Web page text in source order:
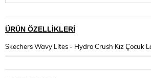
ÜRÜN ÖZELLIKLERI
Skechers Wavy Lites - Hydro Crush Kız Çocuk